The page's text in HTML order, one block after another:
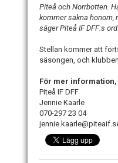
Piteå och Norrbotten.
kommer sakna honom,
säger Piteå IF DFF:s
Stellan kommer att
säsongen, och
För mer information,
Piteå IF DFF
Jennie Kaarle
070-297 23 04